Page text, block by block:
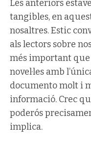
Les anteriors
tangibles, en
nosaltres. Estic
als lectors sobre
més important que
novel·les amb
documento molt i
informació. Crec
poderós
implica.